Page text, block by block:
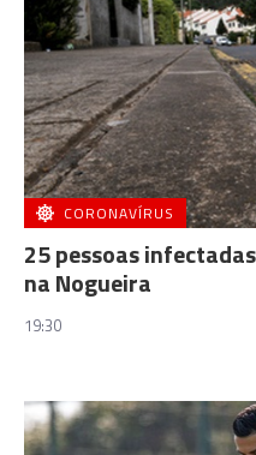
CORONAVÍRUS
25 pessoas
na Nogueira
19:30